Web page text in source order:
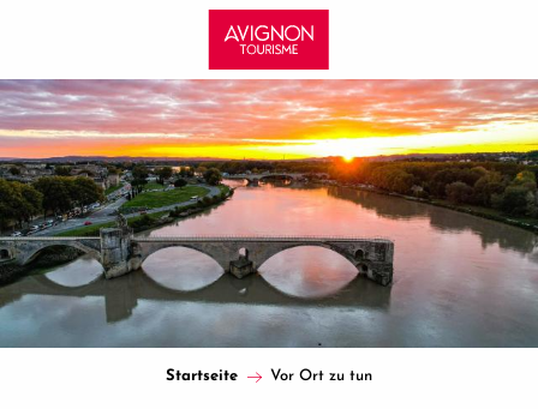
principal
Startseite Vor Ort zu tun